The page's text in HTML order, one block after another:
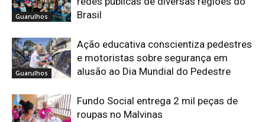
Guarulhos
Brasil
Guarulhos
Ação educativa conscientiza pedestres
e motoristas sobre segurança em
alusão ao Dia Mundial do Pedestre
Fundo Social entrega 2 mil peças de
roupas no Malvinas